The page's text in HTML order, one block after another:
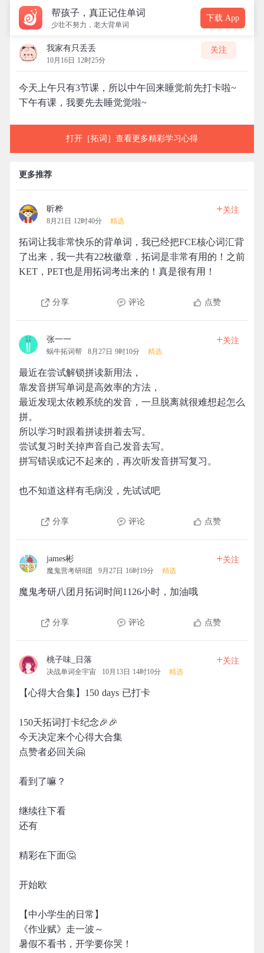
帮孩子，真正记住单词
少壮不努力，老大背单词
下载 App
我家有只丢丢
10月16日 12时25分
关注
今天上午只有3节课，所以中午回来睡觉前先打卡啦~
下午有课，我要先去睡觉觉啦~
打开［拓词］查看更多精彩学习心得
更多推荐
昕桦
8月21日 12时40分 精选
+关注
拓词让我非常快乐的背单词，我已经把FCE核心词汇背
了出来，我一共有22枚徽章，拓词是非常有用的！之前
KET，PET也是用拓词考出来的！真是很有用！
分享 评论 点赞
张一一
蜗牛拓词帮 8月27日 9时10分 精选
+关注
最近在尝试解锁拼读新用法，
靠发音拼写单词是高效率的方法，
最近发现太依赖系统的发音，一旦脱离就很难想起怎么
拼。
所以学习时跟着拼读拼着去写。
尝试复习时关掉声音自己发音去写。
拼写错误或记不起来的，再次听发音拼写复习。
也不知道这样有毛病没，先试试吧
分享 评论 点赞
james彬
魔鬼营考研8团 9月27日 16时19分 精选
+关注
魔鬼考研八团月拓词时间1126小时，加油哦
分享 评论 点赞
桃子味_日落
决战单词全宇宙 10月13日 14时10分 精选
+关注
【心得大合集】150 days 已打卡
150天拓词打卡纪念🎉🎉
今天决定来个心得大合集
点赞者必回关🤗
看到了嘛？
继续往下看
还有
精彩在下面🤔
开始欧
【中小学生的日常】
《作业赋》走一波～
暑假不看书，开学要你哭！